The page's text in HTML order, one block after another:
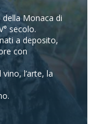
Monaca di
secolo.
a deposito,
con
l’arte, la